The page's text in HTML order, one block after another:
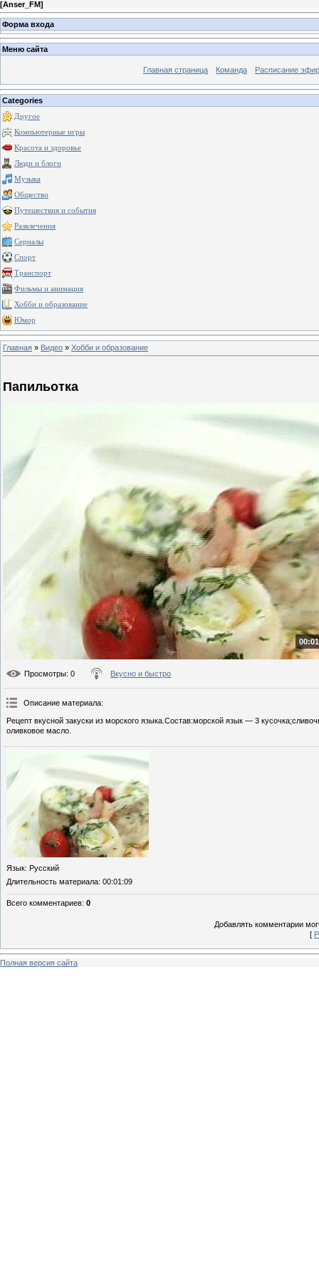
[Anser_FM]
Форма входа
Меню сайта
Главная страница Команда Расписание
Categories
Другое
Компьютерные игры
Красота и здоровье
Люди и блоги
Музыка
Общество
Путешествия и события
Развлечения
Сериалы
Спорт
Транспорт
Фильмы и анимация
Хобби и образование
Юмор
Главная » Видео » Хобби и образование
Папильотка
Просмотры: 0 Вкусно и быстро
Описание материала:
Рецепт вкусной закуски из морского языка.Состав:морской язык — 3
оливковое масло.
Язык: Русский
Длительность материала: 00:01:09
Всего комментариев: 0
Добавлять комментарии
[
Полная версия сайта